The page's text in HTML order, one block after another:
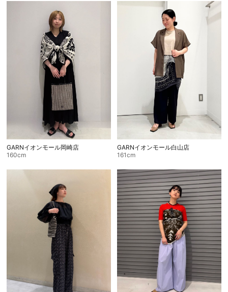
GARNイオンモール岡崎店
160cm
GARNイオンモール白山店
161cm